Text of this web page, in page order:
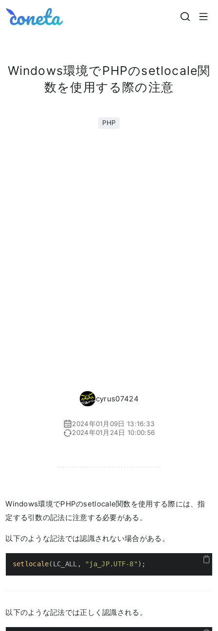
Coneta
Windows環境でPHPのsetlocale関
数を使用する際の注意
PHP
cyrus07424
2024年01月09日 13:16:33
2024年01月24日 10:00:56
Windows環境でPHPのsetlocale関数を使用する際には、指
定する引数の記法に注意する必要がある。
以下のような記法では認識されない場合がある。
setlocale(LC_ALL, "ja_JP.UTF-8" );
以下のような記法では正しく認識される。